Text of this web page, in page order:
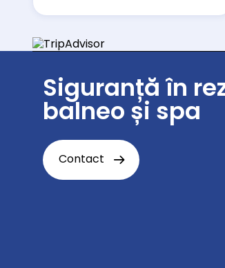
Siguranță în
balneo și spa
Contact